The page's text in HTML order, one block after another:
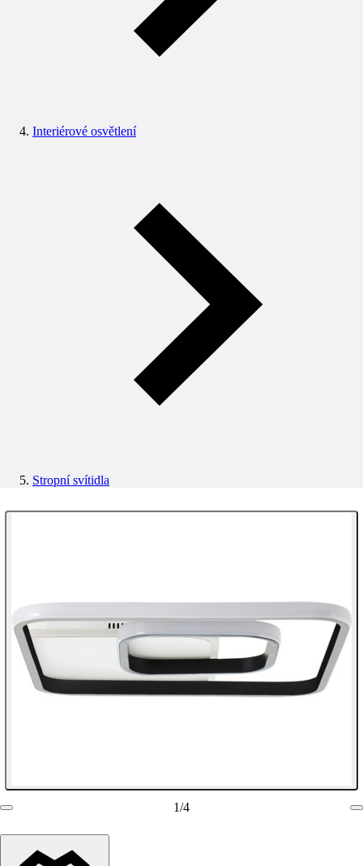
Interiérové osvětlení
Stropní svítidla
1/4